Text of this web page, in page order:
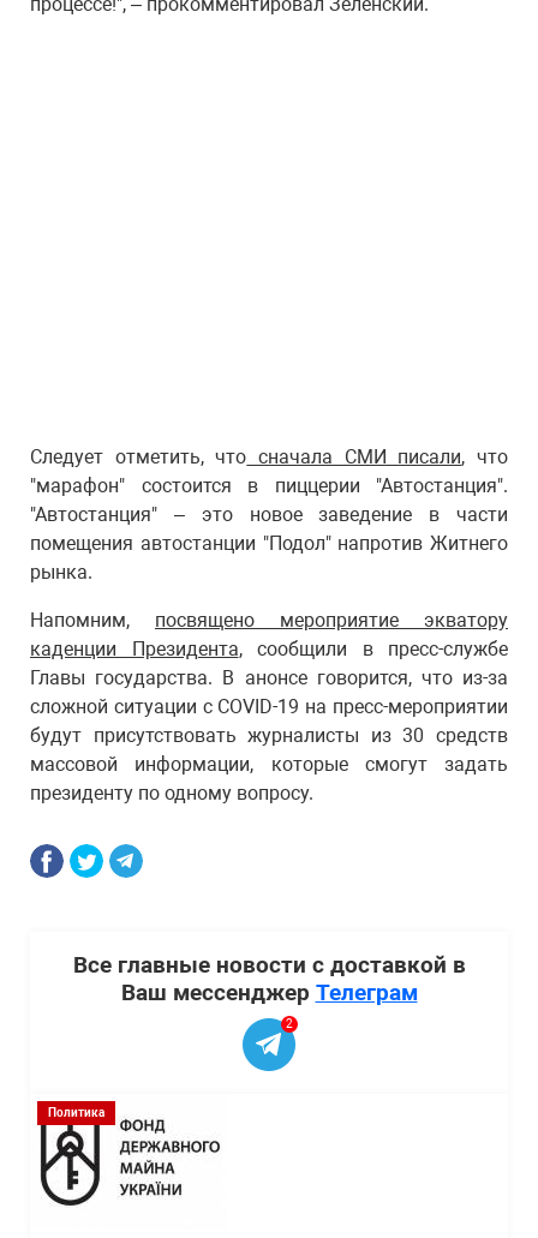
Следует отметить, что сначала СМИ писали, что
"марафон" состоится в пиццерии "Автостанция".
"Автостанция" – это новое заведение в части
помещения автостанции "Подол" напротив Житнего
рынка.
Напомним, посвящено мероприятие экватору
каденции Президента, сообщили в пресс-службе
Главы государства. В анонсе говорится, что из-за
сложной ситуации с COVID-19 на пресс-мероприятии
будут присутствовать журналисты из 30 средств
массовой информации, которые смогут задать
президенту по одному вопросу.
Все главные новости с доставкой в
Ваш мессенджер Телеграм
2
Политика